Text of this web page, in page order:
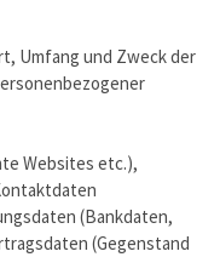
Umfang und Zweck der
Websites etc.),
(Bankdaten,
(Gegenstand